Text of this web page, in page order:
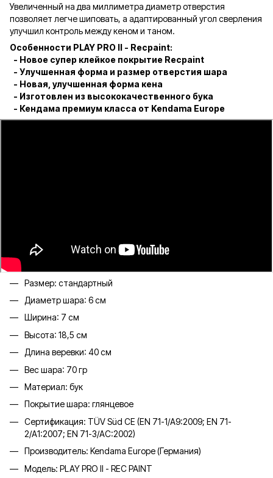
Увеличенный на два миллиметра диаметр отверстия
позволяет легче шиповать, а адаптированный угол сверления
улучшил контроль между кеном и таном.
Особенности PLAY PRO II - Recpaint:
- Новое супер клейкое покрытие Recpaint
- Улучшенная форма и размер отверстия шара
- Новая, улучшенная форма кена
- Изготовлен из высококачественного бука
- Кендама премиум класса от Kendama Europe
Размер: cтандартный
Диаметр шара: 6 см
Ширина: 7 см
Высота: 18,5 см
Длина веревки: 40 см
Вес шара: 70 гр
Материал: бук
Покрытие шара: глянцевое
Сертификация: TÜV Süd CE (EN 71-1/A9:2009; EN 71-
2/A1:2007; EN 71-3/AC:2002)
Производитель: Kendama Europe (Германия)
Модель: PLAY PRO II - REC PAINT